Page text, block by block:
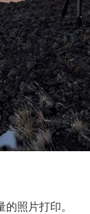
照片打印。